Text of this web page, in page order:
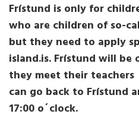
Frístund is only for
who are children of so-
but they need to apply
island.is. Frístund will be
they meet their
can go back to Frístund
17:00 o´clock.